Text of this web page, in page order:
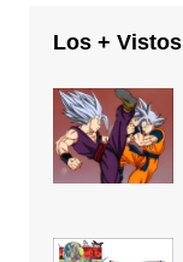
Los + Vistos